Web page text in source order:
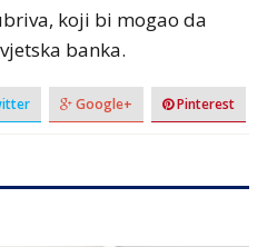
koji bi mogao da
banka.
Google+ Pinterest